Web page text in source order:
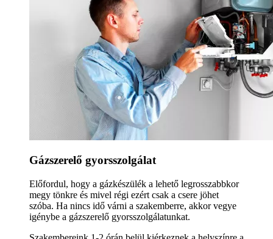
Gázszerelő gyorsszolgálat
Előfordul, hogy a gázkészülék a lehető legrosszabbkor
megy tönkre és mivel régi ezért csak a csere jöhet
szóba. Ha nincs idő várni a szakemberre, akkor vegye
igénybe a gázszerelő gyorsszolgálatunkat.